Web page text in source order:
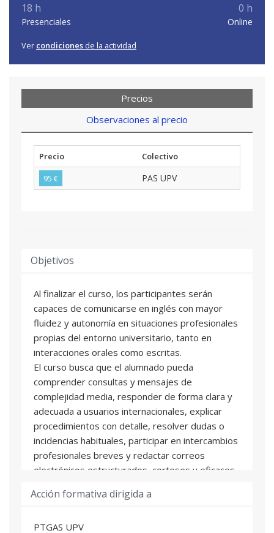
18 h
Presenciales
0 h
Online
Ver condiciones de la actividad
Precios
Observaciones al precio
Precio
Colectivo
95 €
PAS UPV
Objetivos
Al finalizar el curso, los participantes serán
capaces de comunicarse en inglés con mayor
fluidez y autonomía en situaciones profesionales
propias del entorno universitario, tanto en
interacciones orales como escritas.
El curso busca que el alumnado pueda
comprender consultas y mensajes de
complejidad media, responder de forma clara y
adecuada a usuarios internacionales, explicar
procedimientos con detalle, resolver dudas o
incidencias habituales, participar en intercambios
profesionales breves y redactar correos
electrónicos estructurados, corteses y eficaces.
para adaptar el registro al contexto institucional,
repertorio de recursos comunicativos y ganar
Acción formativa dirigida a
PTGAS UPV